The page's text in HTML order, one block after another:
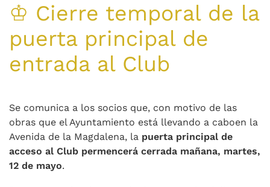
♔ Cierre temporal de la
puerta principal de
entrada al Club
Se comunica a los socios que, con motivo de las
obras que el Ayuntamiento está llevando a caboen la
Avenida de la Magdalena, la puerta principal de
acceso al Club permencerá cerrada mañana, martes,
12 de mayo.